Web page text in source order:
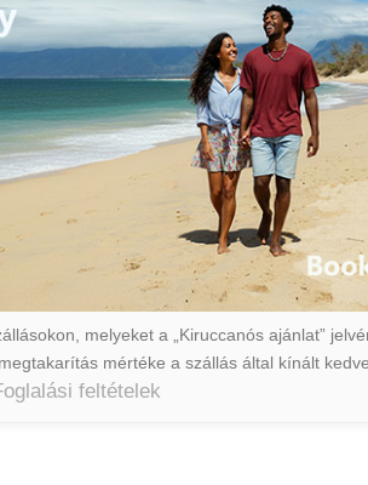
melyeket a „Kiruccanós ajánlat”
mértéke a szállás által kínált
feltételek